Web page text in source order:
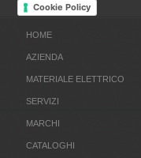
Cookie Policy
HOME
AZIENDA
MATERIALE ELETTRICO
SERVIZI
MARCHI
CATALOGHI